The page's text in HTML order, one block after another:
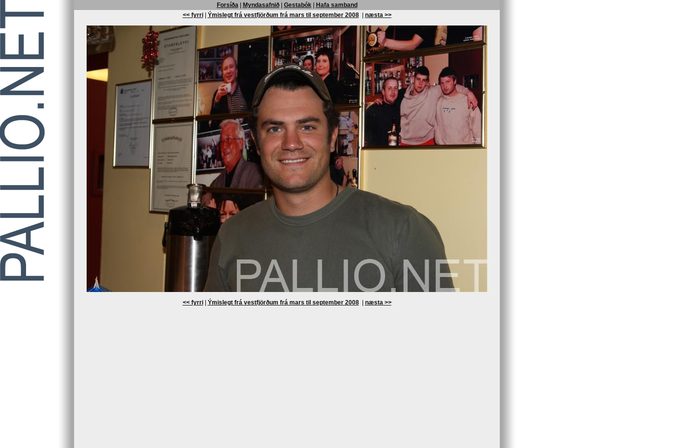
Forsíða| Myndasafnið| Gestabók|
Hafa samband
<< fyrri| Ýmislegt frá vestfjörðum frá mars til september 2008| næsta >>
<< fyrri| Ýmislegt frá vestfjörðum frá mars til september 2008| næsta >>